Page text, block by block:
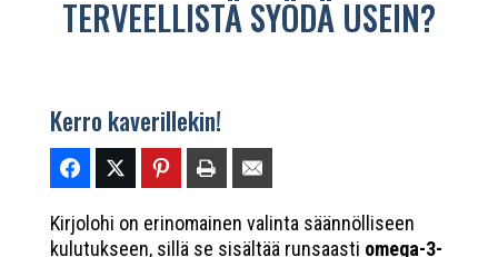
TERVEELLISTÄ SYÖDÄ USEIN?
Kerro kaverillekin!
Kirjolohi on erinomainen valinta säännölliseen
kulutukseen, sillä se sisältää runsaasti omega-3-